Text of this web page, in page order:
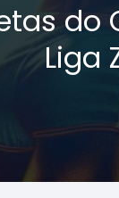
do
Liga